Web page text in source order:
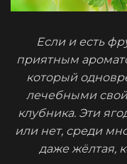
Если и есть
приятным
который
лечебными
клубника. Эти
или нет, среди
даже жёлтая,